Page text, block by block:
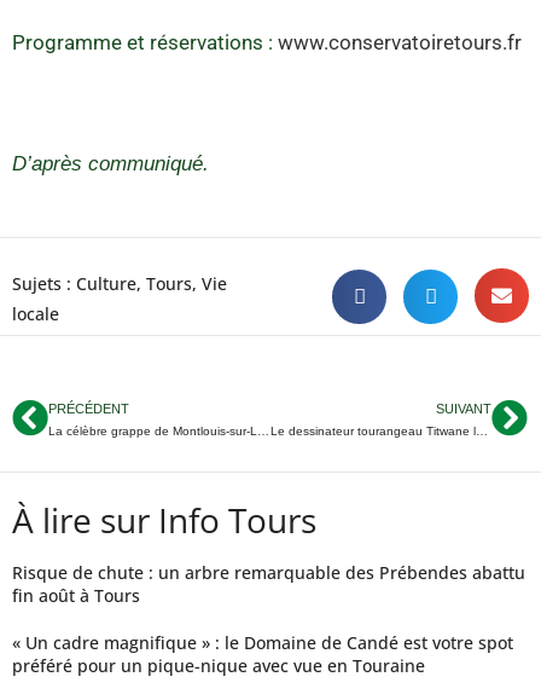
Programme et réservations : www.conservatoiretours.fr
D’après communiqué.
Sujets : Culture, Tours, Vie
locale
PRÉCÉDENT
La célèbre grappe de Montlouis-sur-Loire bientôt de retour
SUIVANT
Le dessinateur tourangeau Titwane lauréat du Prix franceinfo 2018 de la BD d’actualité et de reportage
À lire sur Info Tours
Risque de chute : un arbre remarquable des Prébendes abattu
fin août à Tours
« Un cadre magnifique » : le Domaine de Candé est votre spot
préféré pour un pique-nique avec vue en Touraine